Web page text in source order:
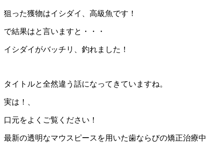
狙った獲物はイシダイ、高級魚です！
で結果はと言いますと・・・
イシダイがバッチリ、釣れました！
タイトルと全然違う話になってきていますね。
実は！、
口元をよくご覧ください！
最新の透明なマウスピースを用いた歯ならびの矯正治療中